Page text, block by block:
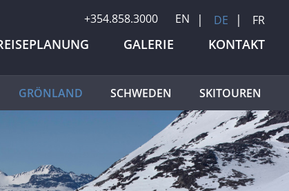
+354.858.3000 EN DE FR
GALERIE KONTAKT
GRÖNLAND SCHWEDEN SKITOUREN